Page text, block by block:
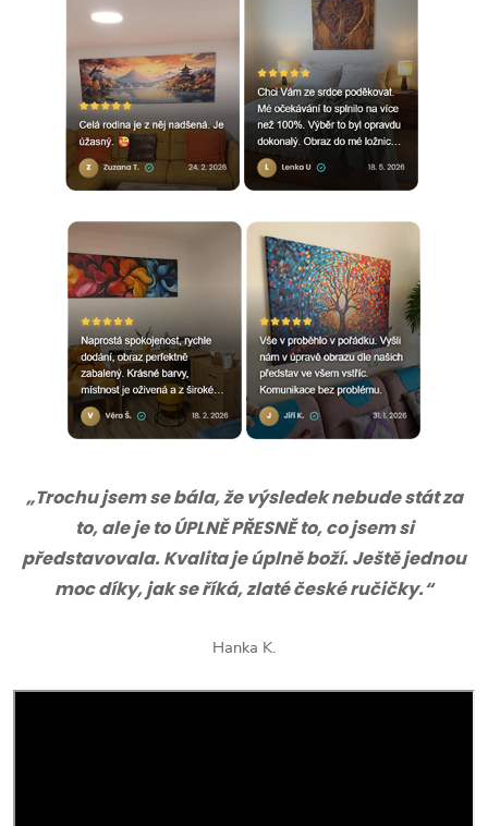
„Trochu jsem se bála, že výsledek nebude stát za
to, ale je to ÚPLNĚ PŘESNĚ to, co jsem si
představovala. Kvalita je úplně boží. Ještě jednou
moc díky, jak se říká, zlaté české ručičky.“
Hanka K.